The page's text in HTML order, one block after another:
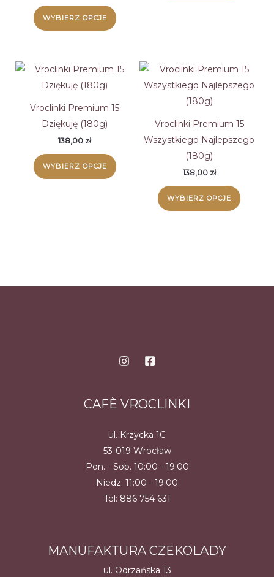
WYBIERZ OPCJE
Vroclinki Premium 15
Dziękuję (180g)
138,00 zł
WYBIERZ OPCJE
Vroclinki Premium 15
Wszystkiego Najlepszego
(180g)
138,00 zł
WYBIERZ OPCJE
CAFÈ VROCLINKI
ul. Krzycka 1C
53-019 Wrocław
Pon. - Sob. 10:00 - 19:00
Niedz. 11:00 - 19:00
Tel: 886 754 631
MANUFAKTURA CZEKOLADY
ul. Odrzańska 13